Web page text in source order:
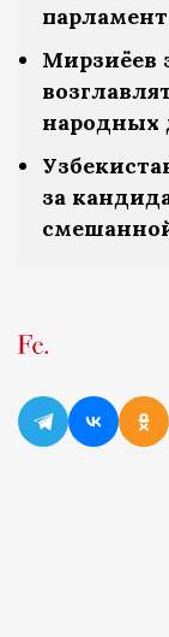
Мирзиёев
народных
за